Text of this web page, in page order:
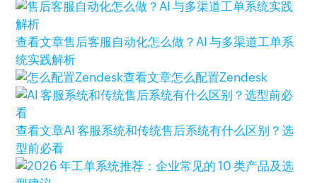
查看文章售后客服自动化怎么做？AI 与多渠道工单系
统实践解析
查看文章怎么配置Zendesk
查看文章AI 客服系统和传统售后系统有什么区别？选
型前必看